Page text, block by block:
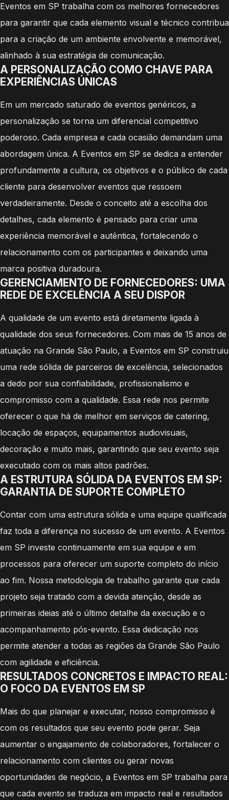
Eventos em SP trabalha com os melhores fornecedores
para garantir que cada elemento visual e técnico contribua
para a criação de um ambiente envolvente e memorável,
alinhado à sua estratégia de comunicação.
A PERSONALIZAÇÃO COMO CHAVE PARA
EXPERIÊNCIAS ÚNICAS
Em um mercado saturado de eventos genéricos, a
personalização se torna um diferencial competitivo
poderoso. Cada empresa e cada ocasião demandam uma
abordagem única. A Eventos em SP se dedica a entender
profundamente a cultura, os objetivos e o público de cada
cliente para desenvolver eventos que ressoem
verdadeiramente. Desde o conceito até a escolha dos
detalhes, cada elemento é pensado para criar uma
experiência memorável e autêntica, fortalecendo o
relacionamento com os participantes e deixando uma
marca positiva duradoura.
GERENCIAMENTO DE FORNECEDORES: UMA
REDE DE EXCELÊNCIA A SEU DISPOR
A qualidade de um evento está diretamente ligada à
qualidade dos seus fornecedores. Com mais de 15 anos de
atuação na Grande São Paulo, a Eventos em SP construiu
uma rede sólida de parceiros de excelência, selecionados
a dedo por sua confiabilidade, profissionalismo e
compromisso com a qualidade. Essa rede nos permite
oferecer o que há de melhor em serviços de catering,
locação de espaços, equipamentos audiovisuais,
decoração e muito mais, garantindo que seu evento seja
executado com os mais altos padrões.
A ESTRUTURA SÓLIDA DA EVENTOS EM SP:
GARANTIA DE SUPORTE COMPLETO
Contar com uma estrutura sólida e uma equipe qualificada
faz toda a diferença no sucesso de um evento. A Eventos
em SP investe continuamente em sua equipe e em
processos para oferecer um suporte completo do início
ao fim. Nossa metodologia de trabalho garante que cada
projeto seja tratado com a devida atenção, desde as
primeiras ideias até o último detalhe da execução e o
acompanhamento pós-evento. Essa dedicação nos
permite atender a todas as regiões da Grande São Paulo
com agilidade e eficiência.
RESULTADOS CONCRETOS E IMPACTO REAL:
O FOCO DA EVENTOS EM SP
Mais do que planejar e executar, nosso compromisso é
com os resultados que seu evento pode gerar. Seja
aumentar o engajamento de colaboradores, fortalecer o
relacionamento com clientes ou gerar novas
oportunidades de negócio, a Eventos em SP trabalha para
que cada evento se traduza em impacto real e resultados